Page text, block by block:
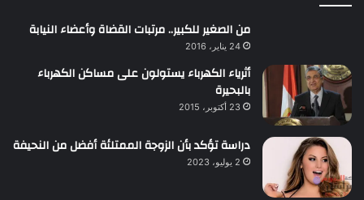
من الصغير للكبير.. مرتبات القضاة وأعضاء النيابة
24 يناير، 2016
أثرياء الكهرباء يستولون على مساكن الكهرباء
بالبحيرة
23 أكتوبر، 2015
دراسة تؤكد بأن الزوجة الممتلئة أفضل من النحيفة
2 يوليو، 2023